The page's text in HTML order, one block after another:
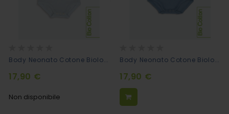
0% Body Neonato Cotone Biologico Mezze Maniche - Azzurro
17,90 €
Non disponibile
0% Body Neonato Cotone Biologico Mezze Maniche - Blu
17,90 €